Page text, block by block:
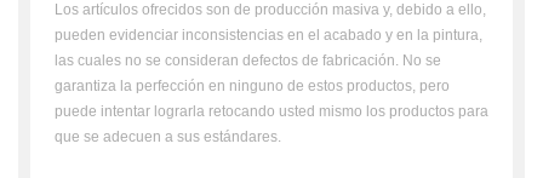
Los artículos ofrecidos son de producción masiva y, debido a ello,
pueden evidenciar inconsistencias en el acabado y en la pintura,
las cuales no se consideran defectos de fabricación. No se
garantiza la perfección en ninguno de estos productos, pero
puede intentar lograrla retocando usted mismo los productos para
que se adecuen a sus estándares.